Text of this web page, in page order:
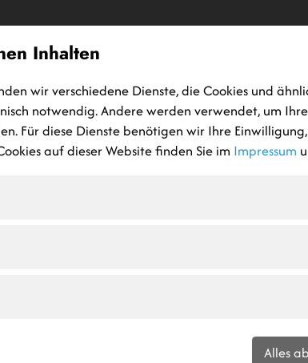
MASSIVHAUS GEWERBEBAU HOCH-
und Tiefbau
Inhalten
wir verschiedene Dienste, die Cookies und
notwendig. Andere werden verwendet, um
Für diese Dienste benötigen wir Ihre
auf dieser Website finden Sie im Impressum
Alles